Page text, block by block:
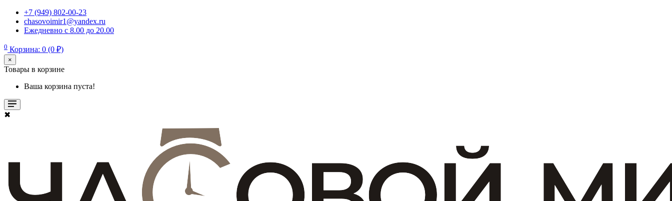
+7 (949) 802-00-23
chasovoimir1@yandex.ru
Ежедневно с 8.00 до 20.00
0 Корзина: 0 (0 ₽)
×
Товары в корзине
Ваша корзина пуста!
✖